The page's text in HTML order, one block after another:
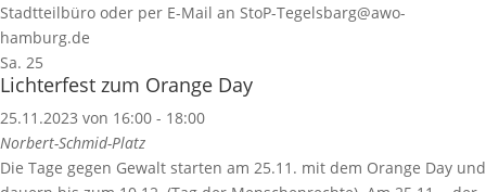
Stadtteilbüro oder per E-Mail an StoP-Tegelsbarg@awo-
hamburg.de
Sa. 25
Lichterfest zum Orange Day
25.11.2023 von 16:00 - 18:00
Norbert-Schmid-Platz
Die Tage gegen Gewalt starten am 25.11. mit dem Orange Day und